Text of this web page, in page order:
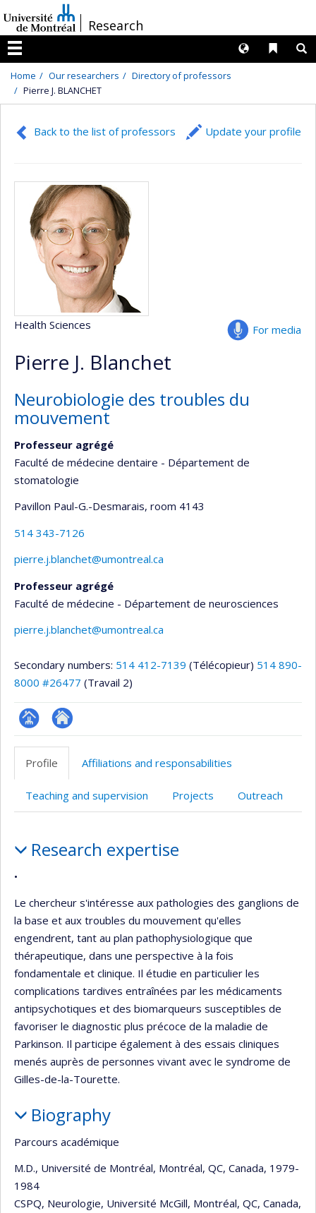
au
contenu
/Research
Menu
Liens
Langues
Home Our researchers
Directory of professors
Pierre J. BLANCHET
Back to the list of professors Update your profile
For media
Health Sciences
Pierre J. Blanchet
Neurobiologie des troubles du
mouvement
Professeur agrégé
Faculté de médecine dentaire - Département de
stomatologie
Pavillon Paul-G.-Desmarais, room 4143
514 343-7126
pierre.j.blanchet@umontreal.ca
Professeur agrégé
Faculté de médecine - Département de neurosciences
pierre.j.blanchet@umontreal.ca
Secondary numbers: 514 412-7139 (Télécopieur) 514 890-
8000 #26477 (Travail 2)
Page
professionnelle
Autre
Profile Affiliations and responsabilities
Teaching and supervision Projects Outreach
Research expertise
•
Le chercheur s'intéresse aux pathologies des ganglions de
la base et aux troubles du mouvement qu'elles
engendrent, tant au plan pathophysiologique que
thérapeutique, dans une perspective à la fois
fondamentale et clinique. Il étudie en particulier les
complications tardives entraînées par les médicaments
antipsychotiques et des biomarqueurs susceptibles de
favoriser le diagnostic plus précoce de la maladie de
Parkinson. Il participe également à des essais cliniques
menés auprès de personnes vivant avec le syndrome de
Gilles-de-la-Tourette.
Biography
Parcours académique
M.D., Université de Montréal, Montréal, QC, Canada, 1979-
1984
CSPQ, Neurologie, Université McGill, Montréal, QC, Canada,